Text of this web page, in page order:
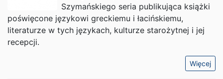
Szymańskiego seria publikująca książki
poświęcone językowi greckiemu i łacińskiemu,
literaturze w tych językach, kulturze starożytnej i jej
recepcji.
Więcej